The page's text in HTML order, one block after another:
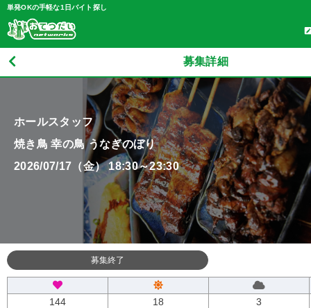
単発OKの手軽な1日バイト探し
募集詳細
ホールスタッフ
焼き鳥 幸の鳥 うなぎのぼり
2026/07/17（金） 18:30～23:30
募集終了
144 18 3